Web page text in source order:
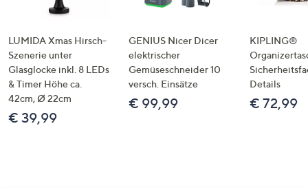
LUMIDA Xmas Hirsch-
Szenerie unter
Glasglocke inkl. 8 LEDs
& Timer Höhe ca.
42cm, Ø 22cm
€ 39,99
GENIUS Nicer Dicer
elektrischer
Gemüseschneider 10
versch. Einsätze
€ 99,99
KIPLING®
Details
€ 72,99